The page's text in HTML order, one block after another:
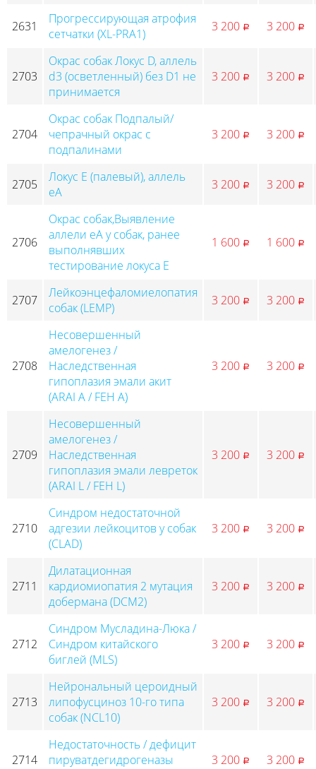
2631
Прогрессирующая атрофия
сетчатки (XL-PRA1)
3 200 p 3 200 p
2703
Окрас собак Локус D, аллель
d3 (осветленный) без D1 не
принимается
3 200 p 3 200 p
2704
Окрас собак Подпалый/
чепрачный окрас с
подпалинами
3 200 p 3 200 p
2705
Локус Е (палевый), аллель
еА
3 200 p 3 200 p
2706
Окрас собак,Выявление
аллели еА у собак, ранее
выполнявших
тестирование локуса E
1 600 p 1 600 p
2707
Лейкоэнцефаломиелопатия
собак (LEMP)
3 200 p 3 200 p
2708
Несовершенный
амелогенез /
Наследственная
гипоплазия эмали акит
(ARAI A / FEH A)
3 200 p 3 200 p
2709
Несовершенный
амелогенез /
Наследственная
гипоплазия эмали левреток
(ARAI L / FEH L)
3 200 p 3 200 p
2710
Синдром недостаточной
адгезии лейкоцитов у собак
(CLAD)
3 200 p 3 200 p
2711
Дилатационная
кардиомиопатия 2 мутация
добермана (DCM2)
3 200 p 3 200 p
2712
Синдром Мусладина-Люка /
Синдром китайского
биглей (MLS)
3 200 p 3 200 p
2713
Нейрональный цероидный
липофусциноз 10-го типа
собак (NCL10)
3 200 p 3 200 p
2714
Недостаточность / дефицит
пируватдегидрогеназы
3 200 p 3 200 p